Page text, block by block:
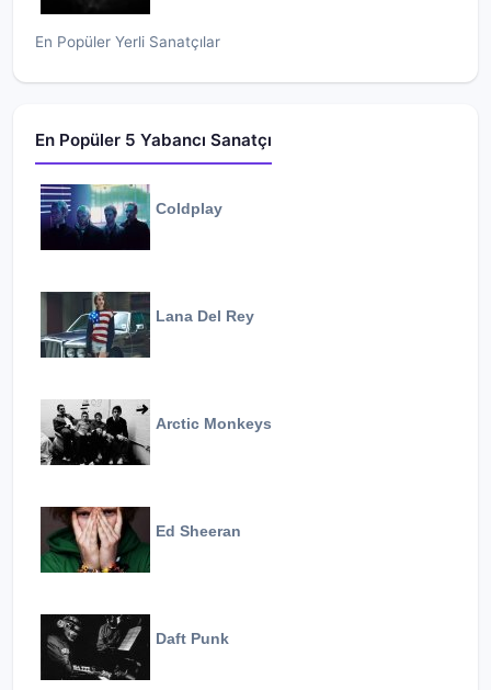
En Popüler Yerli Sanatçılar
En Popüler 5 Yabancı Sanatçı
Coldplay
Lana Del Rey
Arctic Monkeys
Ed Sheeran
Daft Punk